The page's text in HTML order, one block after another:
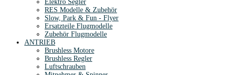
Elektro Segler
RES Modelle & Zubehör
Slow, Park & Fun - Flyer
Ersatzteile Flugmodelle
Zubehör Flugmodelle
ANTRIEB
Brushless Motore
Brushless Regler
Luftschrauben